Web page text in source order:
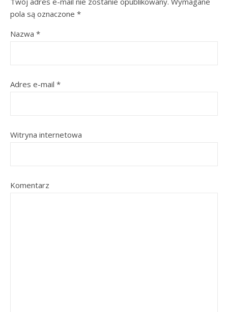
pola są oznaczone *
Nazwa *
Adres e-mail *
Witryna internetowa
Komentarz